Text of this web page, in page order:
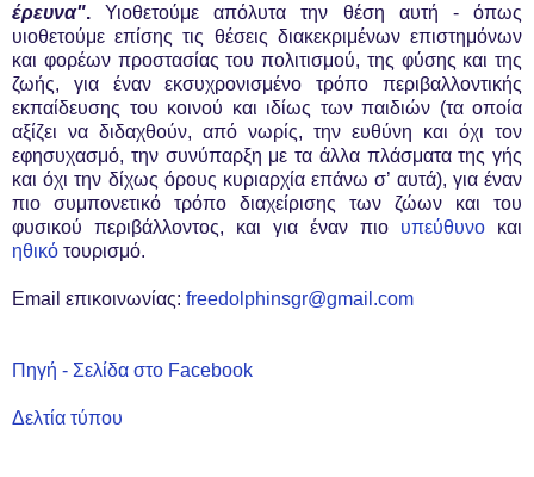
έρευνα". Υιοθετούμε απόλυτα την θέση αυτή - όπως
υιοθετούμε επίσης τις θέσεις διακεκριμένων επιστημόνων
και φορέων προστασίας του πολιτισμού, της φύσης και της
ζωής, για έναν εκσυχρονισμένο τρόπο περιβαλλοντικής
εκπαίδευσης του κοινού και ιδίως των παιδιών (τα οποία
αξίζει να διδαχθούν, από νωρίς, την ευθύνη και όχι τον
εφησυχασμό, την συνύπαρξη με τα άλλα πλάσματα της γής
και όχι την δίχως όρους κυριαρχία επάνω σ’ αυτά), για έναν
πιο συμπονετικό τρόπο διαχείρισης των ζώων και του
φυσικού περιβάλλοντος, και για έναν πιο υπεύθυνο και
ηθικό τουρισμό.
Email επικοινωνίας: freedolphinsgr@gmail.com
Πηγή - Σελίδα στο Facebook
Δελτία τύπου